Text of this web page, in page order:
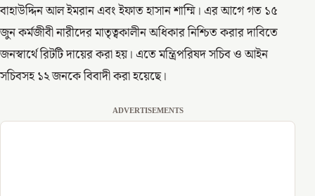
বাহাউদ্দিন আল ইমরান এবং ইফাত হাসান শাম্মি। এর আগে গত ১৫
জুন কর্মজীবী নারীদের মাতৃত্বকালীন অধিকার নিশ্চিত করার দাবিতে
জনস্বার্থে রিটটি দায়ের করা হয়। এতে মন্ত্রিপরিষদ সচিব ও আইন
সচিবসহ ১২ জনকে বিবাদী করা হয়েছে।
ADVERTISEMENTS